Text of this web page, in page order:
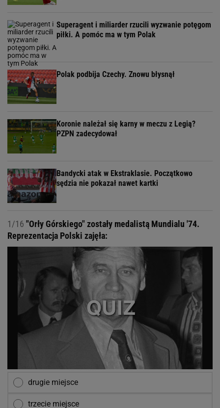
Superagent i miliarder rzucili wyzwanie potęgom
piłki. A pomóc ma w tym Polak
Polak podbija Czechy. Znowu błysnął
Koronie należał się karny w meczu z Legią?
PZPN zadecydował
Bandycki atak w Ekstraklasie. Początkowo
sędzia nie pokazał nawet kartki
1/16 "Orły Górskiego" zostały medalistą Mundialu '74.
Reprezentacja Polski zajęła:
drugie miejsce
trzecie miejsce